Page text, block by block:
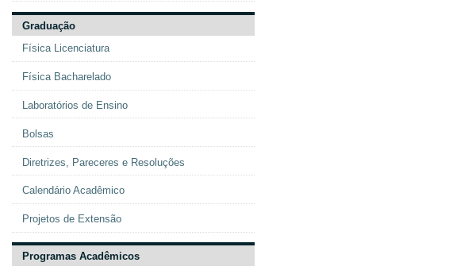
Graduação
Física Licenciatura
Física Bacharelado
Laboratórios de Ensino
Bolsas
Diretrizes, Pareceres e Resoluções
Calendário Acadêmico
Projetos de Extensão
Programas Acadêmicos